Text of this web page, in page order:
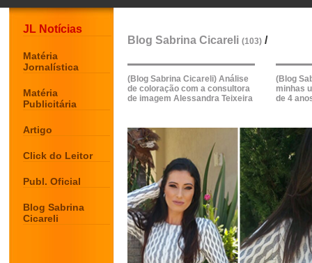
JL Notícias
Matéria
Jornalística
Matéria
Publicitária
Artigo
Click do Leitor
Publ. Oficial
Blog Sabrina
Cicareli
Blog Sabrina Cicareli (103) /
(Blog Sabrina Cicareli) Análise
de coloração com a consultora
de imagem Alessandra Teixeira
(Blog
minhas
de 4